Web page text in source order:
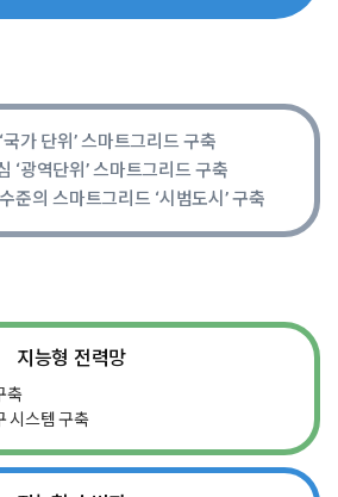
가 단위’ 스마트그리드 구축
‘광역단위’ 스마트그리드 구축
준의 스마트그리드 ‘시범도시’ 구축
지능형 전력망
축
시스템 구축